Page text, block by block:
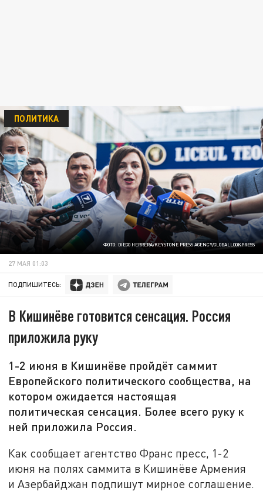
ФОТО: DIEGO HERRERA/KEYSTONE PRESS AGENCY/GLOBALLOOKPRESS
ПОЛИТИКА
27 МАЯ 01:03
ПОДПИШИТЕСЬ:
В Кишинёве готовится сенсация. Россия
приложила руку
1-2 июня в Кишинёве пройдёт саммит
Европейского политического сообщества, на
котором ожидается настоящая
политическая сенсация. Более всего руку к
ней приложила Россия.
Как сообщает агентство Франс пресс, 1-2
июня на полях саммита в Кишинёве Армения
и Азербайджан подпишут мирное соглашение.